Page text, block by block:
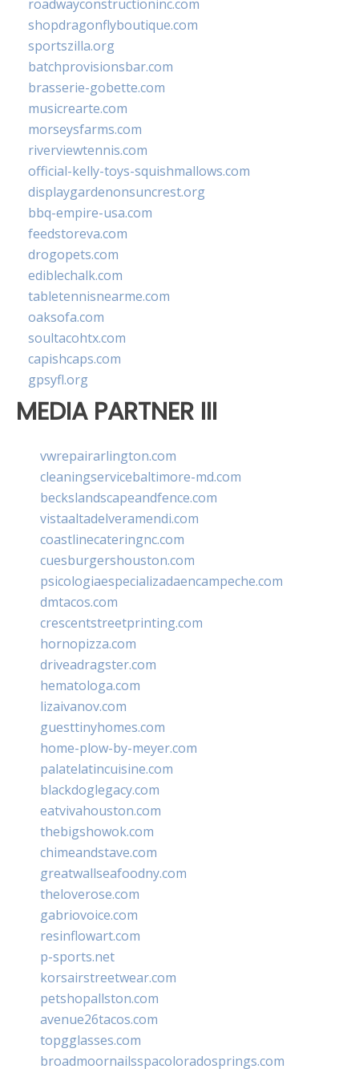
roadwayconstructioninc.com
shopdragonflyboutique.com
sportszilla.org
batchprovisionsbar.com
brasserie-gobette.com
musicrearte.com
morseysfarms.com
riverviewtennis.com
official-kelly-toys-squishmallows.com
displaygardenonsuncrest.org
bbq-empire-usa.com
feedstoreva.com
drogopets.com
ediblechalk.com
tabletennisnearme.com
oaksofa.com
soultacohtx.com
capishcaps.com
gpsyfl.org
MEDIA PARTNER III
vwrepairarlington.com
cleaningservicebaltimore-md.com
beckslandscapeandfence.com
vistaaltadelveramendi.com
coastlinecateringnc.com
cuesburgershouston.com
psicologiaespecializadaencampeche.com
dmtacos.com
crescentstreetprinting.com
hornopizza.com
driveadragster.com
hematologa.com
lizaivanov.com
guesttinyhomes.com
home-plow-by-meyer.com
palatelatincuisine.com
blackdoglegacy.com
eatvivahouston.com
thebigshowok.com
chimeandstave.com
greatwallseafoodny.com
theloverose.com
gabriovoice.com
resinflowart.com
p-sports.net
korsairstreetwear.com
petshopallston.com
avenue26tacos.com
topgglasses.com
broadmoornailsspacoloradosprings.com